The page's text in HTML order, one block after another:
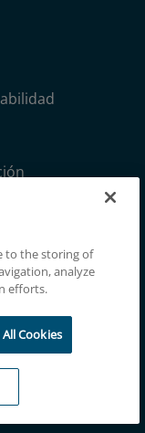
privacidad
to the storing of
analyze
efforts.
Cookies